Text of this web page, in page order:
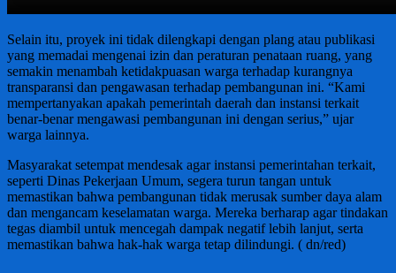
Selain itu, proyek ini tidak dilengkapi dengan plang atau publikasi
yang memadai mengenai izin dan peraturan penataan ruang, yang
semakin menambah ketidakpuasan warga terhadap kurangnya
transparansi dan pengawasan terhadap pembangunan ini. “Kami
mempertanyakan apakah pemerintah daerah dan instansi terkait
benar-benar mengawasi pembangunan ini dengan serius,” ujar
warga lainnya.
Masyarakat setempat mendesak agar instansi pemerintahan terkait,
seperti Dinas Pekerjaan Umum, segera turun tangan untuk
memastikan bahwa pembangunan tidak merusak sumber daya alam
dan mengancam keselamatan warga. Mereka berharap agar tindakan
tegas diambil untuk mencegah dampak negatif lebih lanjut, serta
memastikan bahwa hak-hak warga tetap dilindungi. ( dn/red)